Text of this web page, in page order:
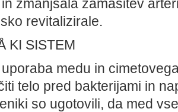
in zmanjšala zamašitev
revitalizirale.
KI SISTEM
medu in
telo pred bakterijami in
so ugotovili, da med